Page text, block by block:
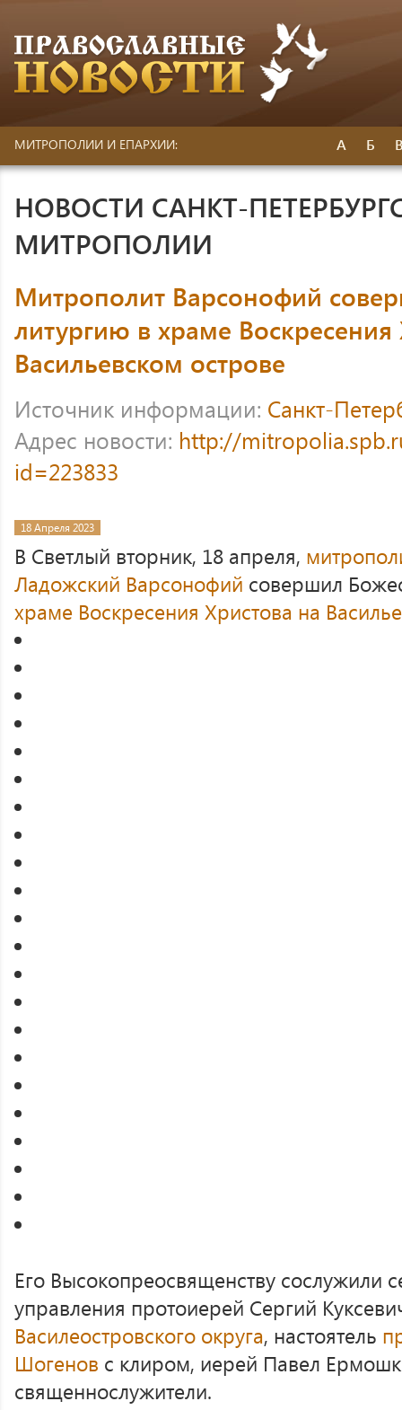
МИТРОПОЛИИ И ЕПАРХИИ: А Б
НОВОСТИ САНКТ-
МИТРОПОЛИИ
Митрополит Варсонофий
литургию в храме Воскресения
Васильевском острове
Источник информации: Санкт-
Адрес новости: http://
id=223833
18 Апреля 2023
В Светлый вторник, 18 апреля,
Ладожский Варсонофий совершил
храме Воскресения Христова на
Его Высокопреосвященству сослужили
управления протоиерей Сергий
Василеостровского округа, настоятель
Шогенов с клиром, иерей Павел
священнослужители.